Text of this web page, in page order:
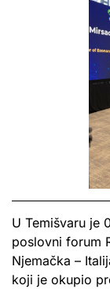
U Temišvaru je
poslovni forum
Njemačka –
koji je okupio